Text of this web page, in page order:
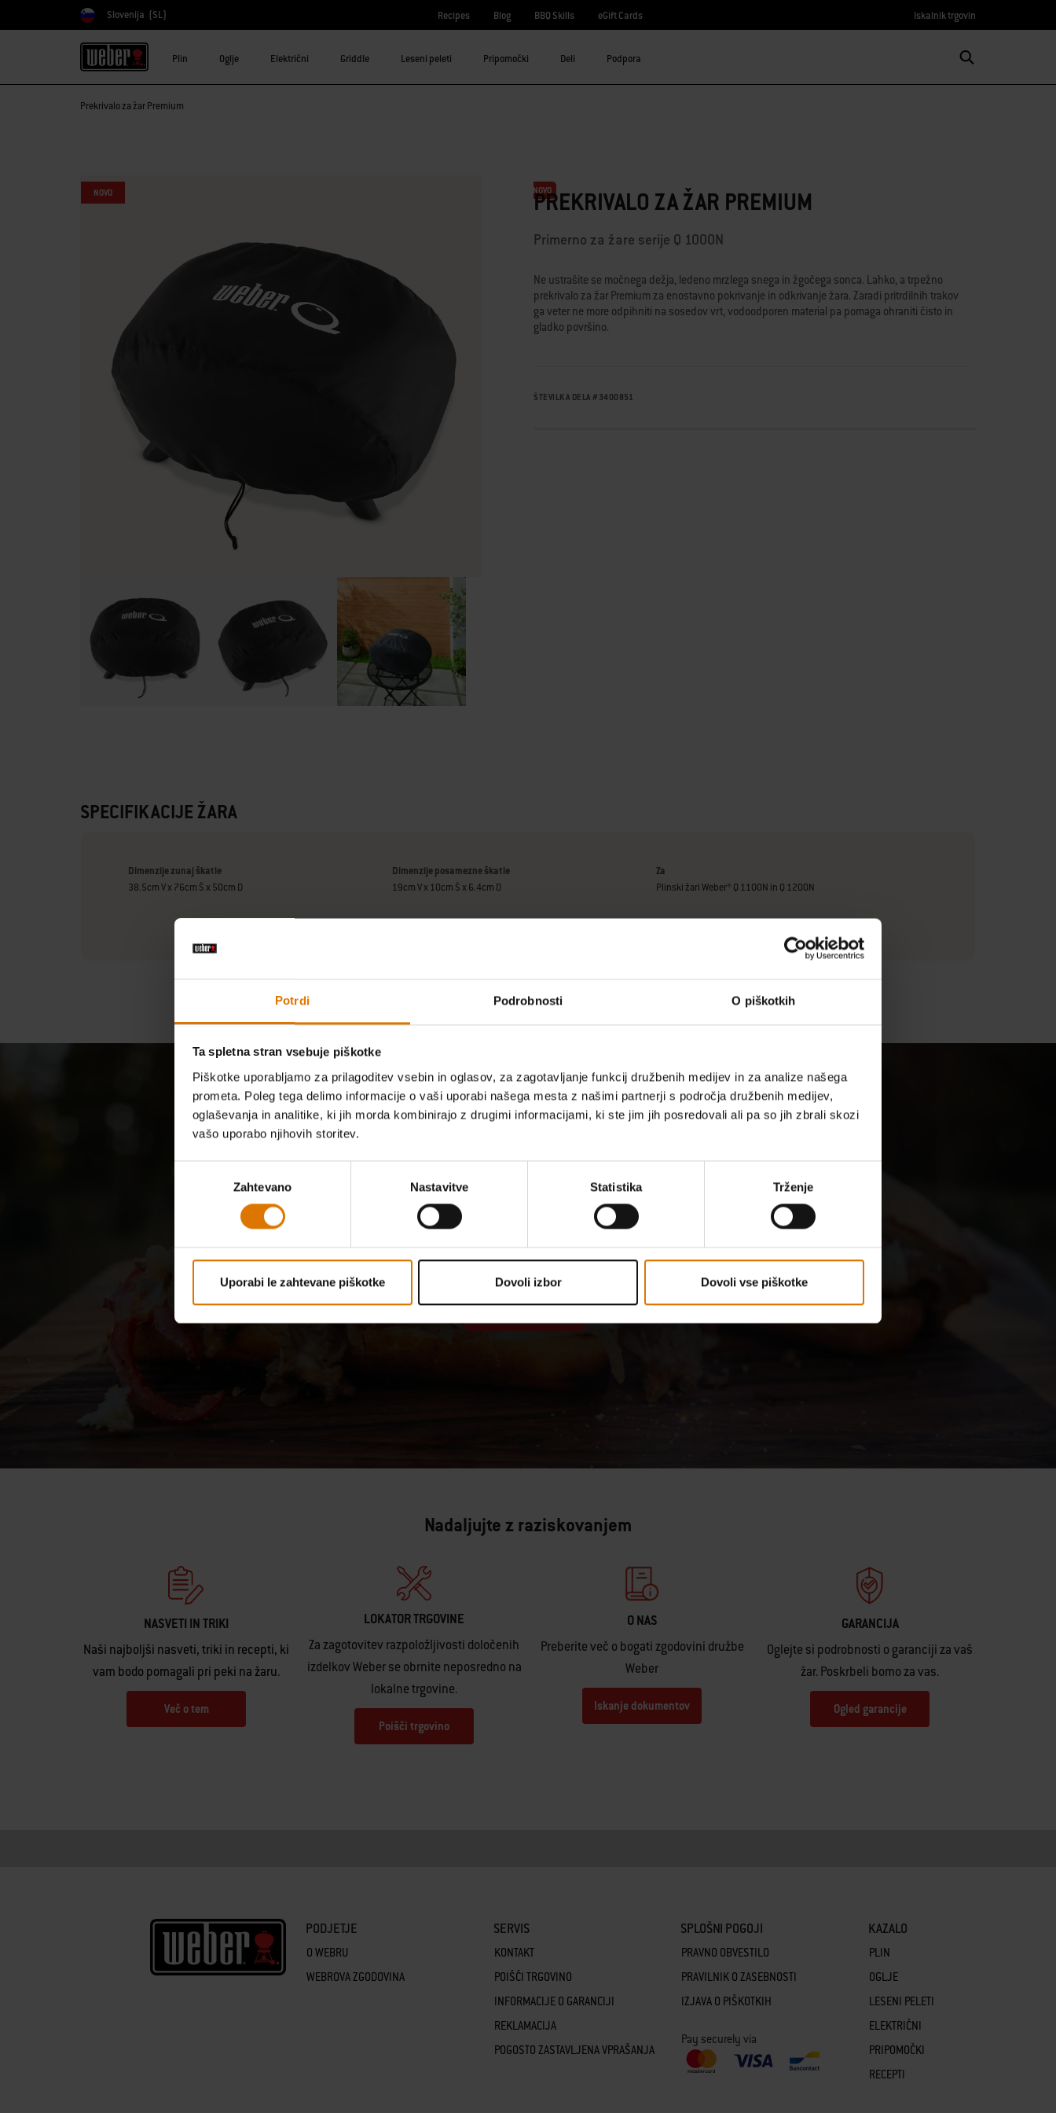
Potrdi Podrobnosti O piškotkih
Ta spletna stran vsebuje piškotke
Piškotke uporabljamo za prilagoditev vsebin in oglasov, za zagotavljanje funkcij družbenih medijev in za analize našega
prometa. Poleg tega delimo informacije o vaši uporabi našega mesta z našimi partnerji s področja družbenih medijev,
oglaševanja in analitike, ki jih morda kombinirajo z drugimi informacijami, ki ste jim jih posredovali ali pa so jih zbrali skozi
vašo uporabo njihovih storitev.
Zahtevano Nastavitve Statistika Trženje
Uporabi le zahtevane piškotke Dovoli izbor Dovoli vse piškotke
Izberite državo
Slovenija (SL) Recipes Blog BBQ Skills eGift Cards Iskalnik trgovin
Plin Oglje Električni Griddle Leseni peleti Pripomočki Deli Podpora
Prekrivalo za žar Premium
NOVO NOVO
PREKRIVALO ZA ŽAR PREMIUM
Primerno za žare serije Q 1000N
Ne ustrašite se močnega dežja, ledeno mrzlega snega in žgočega sonca. Lahko, a trpežno
prekrivalo za žar Premium za enostavno pokrivanje in odkrivanje žara. Zaradi pritrdilnih trakov
ga veter ne more odpihniti na sosedov vrt, vodoodporen material pa pomaga ohraniti čisto in
gladko površino.
ŠTEVILKA DELA # 3400851
SPECIFIKACIJE ŽARA
Dimenzije zunaj škatle
38.5cm V x 76cm Š x 50cm D
Dimenzije posamezne škatle
19cm V x 10cm Š x 6.4cm D
Za
Plinski žari Weber® Q 1100N in Q 1200N
POTREBUJETE NAVDIH ZA PEKO NA ŽARU?
Z našimi vrhunskimi recepti so
možnosti neskončne
Nadaljujte z raziskovanjem
NASVETI IN TRIKI
Naši najboljši nasveti, triki in recepti, ki
vam bodo pomagali pri peki na žaru.
Več o tem
LOKATOR TRGOVINE
Za zagotovitev razpoložljivosti določenih
izdelkov Weber se obrnite neposredno na
lokalne trgovine.
Poišči trgovino
O NAS
Preberite več o bogati zgodovini družbe
Weber
Iskanje dokumentov
GARANCIJA
Oglejte si podrobnosti o garanciji za vaš
žar. Poskrbeli bomo za vas.
Ogled garancije
PODJETJE
O WEBRU
WEBROVA ZGODOVINA
SERVIS
KONTAKT
POIŠČI TRGOVINO
INFORMACIJE O GARANCIJI
REKLAMACIJA
POGOSTO ZASTAVLJENA VPRAŠANJA
SPLOŠNI POGOJI
PRAVNO OBVESTILO
PRAVILNIK O ZASEBNOSTI
IZJAVA O PIŠKOTKIH
Pay securely via
KAZALO
PLIN
OGLJE
LESENI PELETI
ELEKTRIČNI
PRIPOMOČKI
RECEPTI